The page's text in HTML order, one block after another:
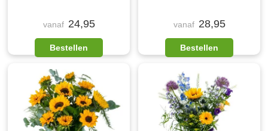
vanaf 24,95
Bestellen
vanaf 28,95
Bestellen